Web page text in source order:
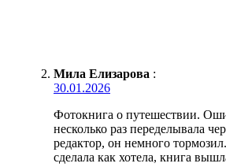
Мила Елизарова :
30.01.2026
Фотокнига о путешествии.
несколько раз переделывала
редактор, он немного
сделала как хотела, книга